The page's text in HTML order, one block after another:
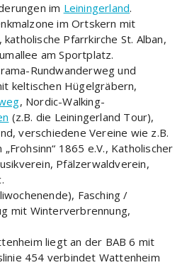
im Leiningerland.
im Ortskern mit
Pfarrkirche St. Alban,
am Sportplatz.
Rundwanderweg und
keltischen Hügelgräbern,
, Nordic-Walking-
(z.B. die Leiningerland Tour),
verschiedene Vereine wie z.B.
1865 e.V., Katholischer
Pfälzerwaldverein,
Fasching /
mit Winterverbrennung,
liegt an der BAB 6 mit
454 verbindet Wattenheim